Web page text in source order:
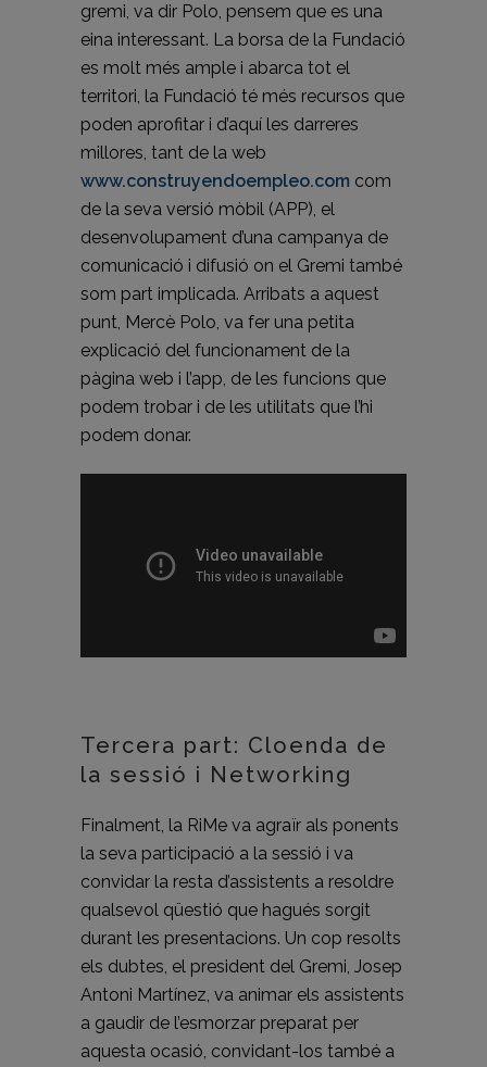
gremi, va dir Polo, pensem que es una
eina interessant. La borsa de la Fundació
es molt més ample i abarca tot el
territori, la Fundació té més recursos que
poden aprofitar i d’aquí les darreres
millores, tant de la web
www.construyendoempleo.com com
de la seva versió mòbil (APP), el
desenvolupament d’una campanya de
comunicació i difusió on el Gremi també
som part implicada. Arribats a aquest
punt, Mercè Polo, va fer una petita
explicació del funcionament de la
pàgina web i l’app, de les funcions que
podem trobar i de les utilitats que l’hi
podem donar.
Tercera part: Cloenda de
la sessió i Networking
Finalment, la RiMe va agraïr als ponents
la seva participació a la sessió i va
convidar la resta d’assistents a resoldre
qualsevol qüestió que hagués sorgit
durant les presentacions. Un cop resolts
els dubtes, el president del Gremi, Josep
Antoni Martínez, va animar els assistents
a gaudir de l’esmorzar preparat per
aquesta ocasió, convidant-los també a